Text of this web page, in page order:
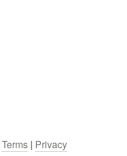
Terms | Privacy